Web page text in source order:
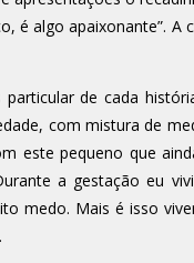
é algo apaixonante”.
de cada
com mistura de
este pequeno que
a gestação eu
medo. Mais é isso